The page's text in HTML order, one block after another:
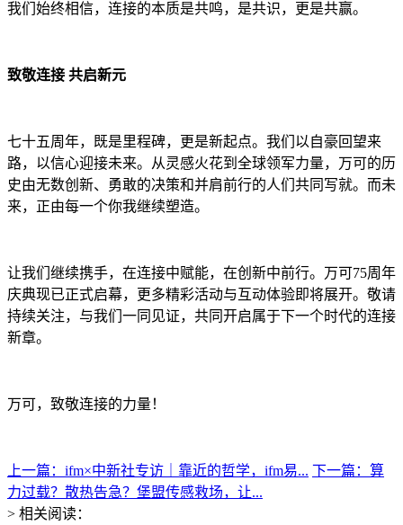
我们始终相信，连接的本质是共鸣，是共识，更是共赢。
致敬连接 共启新元
七十五周年，既是里程碑，更是新起点。我们以自豪回望来
路，以信心迎接未来。从灵感火花到全球领军力量，万可的历
史由无数创新、勇敢的决策和并肩前行的人们共同写就。而未
来，正由每一个你我继续塑造。
让我们继续携手，在连接中赋能，在创新中前行。万可75周年
庆典现已正式启幕，更多精彩活动与互动体验即将展开。敬请
持续关注，与我们一同见证，共同开启属于下一个时代的连接
新章。
万可，致敬连接的力量！
上一篇：ifm×中新社专访｜靠近的哲学，ifm易... 下一篇：算
力过载？散热告急？堡盟传感救场，让...
> 相关阅读：